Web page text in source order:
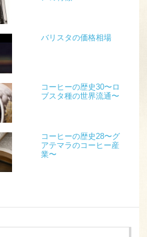
バリスタの価格相場
コーヒーの歴史30〜ロ
ブスタ種の世界流通〜
コーヒーの歴史28〜グ
アテマラのコーヒー産
業〜